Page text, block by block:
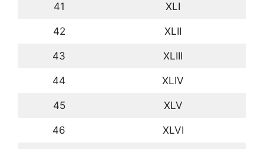
41 XLI
42 XLII
43 XLIII
44 XLIV
45 XLV
46 XLVI